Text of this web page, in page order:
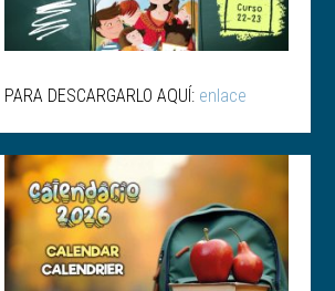
PARA DESCARGARLO AQUÍ: enlace
CALENDARIO SALUDABLE